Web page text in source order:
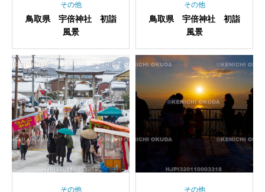
その他
鳥取県 宇倍神社 初詣
風景
その他
鳥取県 宇倍神社 初詣
風景
その他 その他